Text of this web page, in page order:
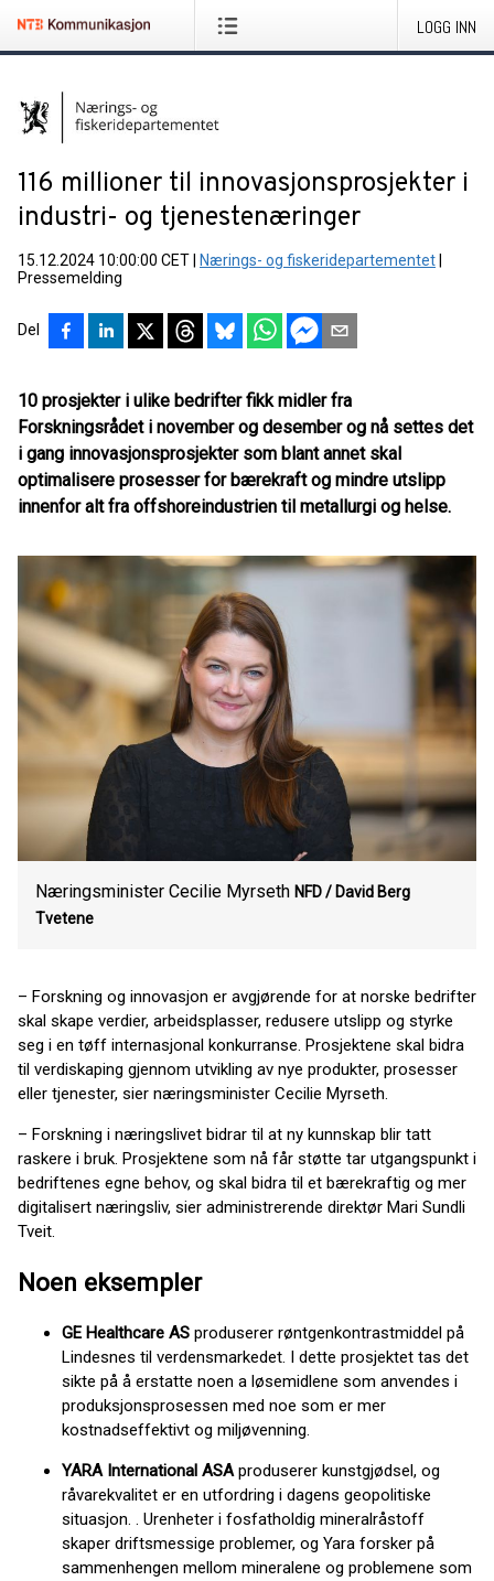
LOGG INN
116 millioner til innovasjonsprosjekter i
industri- og tjenestenæringer
15.12.2024 10:00:00 CET Nærings- og fiskeridepartementet
Pressemelding
Del
10 prosjekter i ulike bedrifter fikk midler fra
Forskningsrådet i november og desember og nå settes det
i gang innovasjonsprosjekter som blant annet skal
optimalisere prosesser for bærekraft og mindre utslipp
innenfor alt fra offshoreindustrien til metallurgi og helse.
Næringsminister Cecilie Myrseth NFD / David Berg
Tvetene
– Forskning og innovasjon er avgjørende for at norske bedrifter
skal skape verdier, arbeidsplasser, redusere utslipp og styrke
seg i en tøff internasjonal konkurranse. Prosjektene skal bidra
til verdiskaping gjennom utvikling av nye produkter, prosesser
eller tjenester, sier næringsminister Cecilie Myrseth.
– Forskning i næringslivet bidrar til at ny kunnskap blir tatt
raskere i bruk. Prosjektene som nå får støtte tar utgangspunkt i
bedriftenes egne behov, og skal bidra til et bærekraftig og mer
digitalisert næringsliv, sier administrerende direktør Mari Sundli
Tveit.
Noen eksempler
GE Healthcare AS produserer røntgenkontrastmiddel på
Lindesnes til verdensmarkedet. I dette prosjektet tas det
sikte på å erstatte noen a løsemidlene som anvendes i
produksjonsprosessen med noe som er mer
kostnadseffektivt og miljøvenning.
YARA International ASAproduserer kunstgjødsel, og
råvarekvalitet er en utfordring i dagens geopolitiske
situasjon. . Urenheter i fosfatholdig mineralråstoff
skaper driftsmessige problemer, og Yara forsker på
sammenhengen mellom mineralene og problemene som